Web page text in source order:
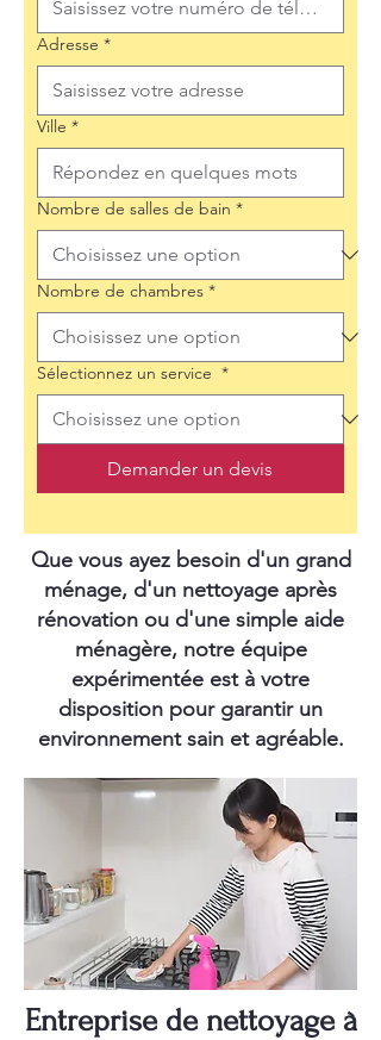
Adresse *
Ville *
Nombre de salles de bain *
Nombre de chambres *
Sélectionnez un service *
Demander un devis
Que vous ayez besoin d'un grand
ménage, d'un nettoyage après
rénovation ou d'une simple aide
ménagère, notre équipe
expérimentée est à votre
disposition pour garantir un
environnement sain et agréable.
Entreprise de nettoyage à